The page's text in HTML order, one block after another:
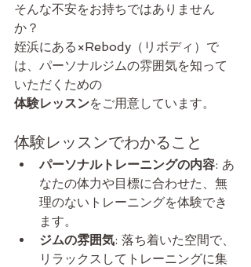
そんな不安をお持ちではありません
か？
姪浜にある×Rebody（リボディ）で
は、パーソナルジムの雰囲気を知って
いただくための
体験レッスンをご用意しています。
体験レッスンでわかること
パーソナルトレーニングの内容: あ
なたの体力や目標に合わせた、無
理のないトレーニングを体験でき
ます。
ジムの雰囲気: 落ち着いた空間で、
リラックスしてトレーニングに集